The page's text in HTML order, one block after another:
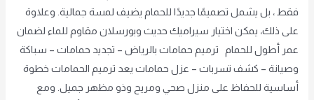
فقط ، بل يشمل تصميمًا جديدًا للحمام يضيف لمسة جمالية. وعلاوة
على ذلك، يمكن اختيار سيراميك حديث وبورسلان مقاوم للماء لضمان
عمر أطول للحمام ترميم حمامات بالرياض – تجديد حمامات – سباكة
وصيانة – كشف تسربات – عزل حمامات يعد ترميم الحمامات خطوة
أساسية للحفاظ على منزل صحي ومريح وذو مظهر جميل. ومع